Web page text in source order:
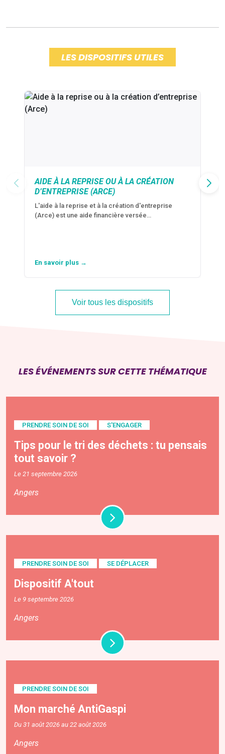
LES DISPOSITIFS UTILES
AIDE À LA REPRISE OU À LA CRÉATION
D’ENTREPRISE (ARCE)
L'aide à la reprise et à la création d'entreprise
(Arce) est une aide financière versée…
En savoir plus →
Voir tous les dispositifs
LES ÉVÉNEMENTS SUR CETTE THÉMATIQUE
PRENDRE SOIN DE SOI S'ENGAGER
Tips pour le tri des déchets : tu pensais
tout savoir ?
Le 21 septembre 2026
Angers
PRENDRE SOIN DE SOI SE DÉPLACER
Dispositif A'tout
Le 9 septembre 2026
Angers
PRENDRE SOIN DE SOI
Mon marché AntiGaspi
Du 31 août 2026 au 22 août 2026
Angers